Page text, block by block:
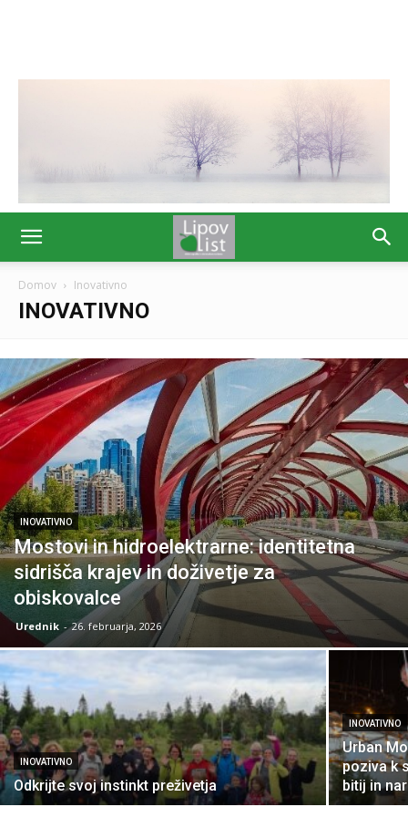
Domov Inovativno
INOVATIVNO
INOVATIVNO
Mostovi in hidroelektrarne: identitetna
sidrišča krajev in doživetje za
obiskovalce
Urednik - 26. februarja, 2026
INOVATIVNO
Odkrijte svoj instinkt preživetja
INOVATIVNO
Urban
poziva k
bitij in